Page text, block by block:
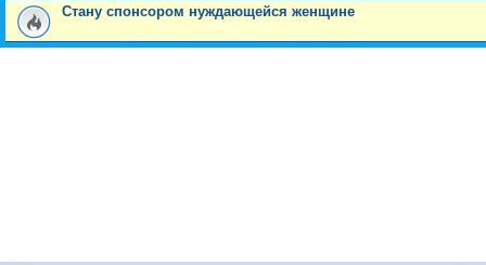
Стану спонсором нуждающейся женщине